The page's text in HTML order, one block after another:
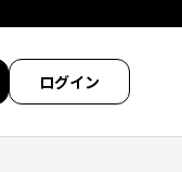
ログイン